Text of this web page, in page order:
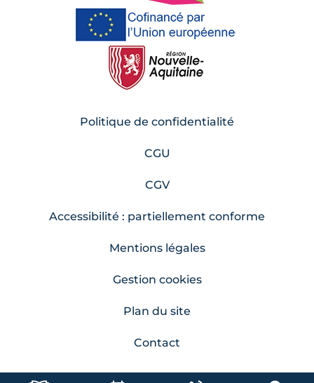
Politique de confidentialité
CGU
CGV
Accessibilité : partiellement conforme
Mentions légales
Gestion cookies
Plan du site
Contact